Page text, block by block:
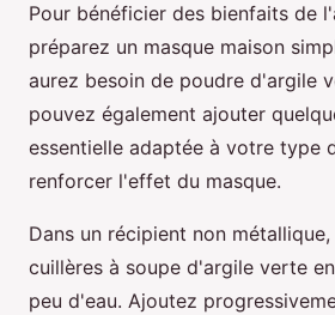
Pour bénéficier des bienfaits de
préparez un masque maison
aurez besoin de poudre d'argile
pouvez également ajouter
essentielle adaptée à votre type
renforcer l'effet du masque.
Dans un récipient non
cuillères à soupe d'argile verte
peu d'eau. Ajoutez